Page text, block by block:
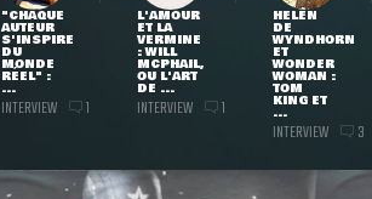
"CHAQUE
AUTEUR
S'INSPIRE
DU
MONDE
RÉEL" :
...
INTERVIEW 1
L'AMOUR
ET LA
VERMINE
: WILL
MCPHAIL,
OU L'ART
DE ...
INTERVIEW 1
HELEN
DE
WYNDHORN
ET
WONDER
WOMAN :
TOM
KING ET
...
INTERVIEW 3